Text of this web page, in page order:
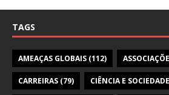
TAGS
AMEAÇAS GLOBAIS (112)
CARREIRAS (79) CIÊNCIA E SOCIEDADE